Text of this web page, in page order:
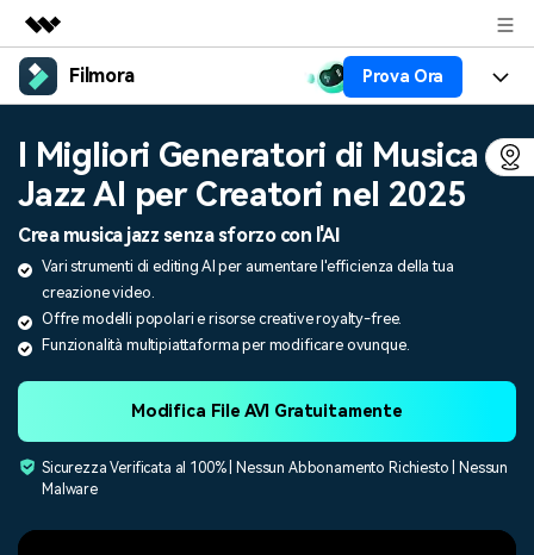
Prodotti in evidenza
Utilità
Panoramica
Soluzione
Chi siamo
Sala stampa
Negozio
Filmora Prova Ora
Piattaforme
Funzioni
Risorse
AI
Video/Immagine
Audio
Testo
Soluzioni
Chi
Creare
Risorse
Tip per Live-Streaming
Tip per Screen Recorder
Contattaci Storie dei clienti
I Migliori Generatori di Musica
Jazz AI per Creatori nel 2025
Crea musica jazz senza sforzo con l'AI
Vari strumenti di editing AI per aumentare l'efficienza della tua
creazione video.
Offre modelli popolari e risorse creative royalty-free.
Funzionalità multipiattaforma per modificare ovunque.
Modifica File AVI Gratuitamente
Sicurezza Verificata al 100% | Nessun Abbonamento Richiesto | Nessun
Malware